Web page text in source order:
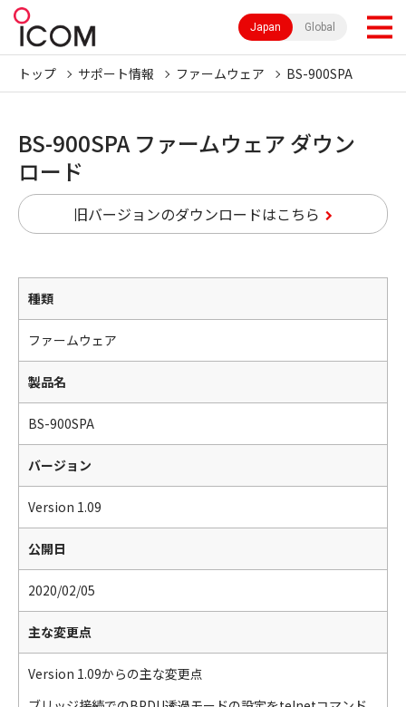
Japan Global
トップ サポート情報 ファームウェア BS-900SPA
BS-900SPA ファームウェア ダウン
ロード
旧バージョンのダウンロードはこちら
種類
ファームウェア
製品名
BS-900SPA
バージョン
Version 1.09
公開日
2020/02/05
主な変更点
Version 1.09からの主な変更点